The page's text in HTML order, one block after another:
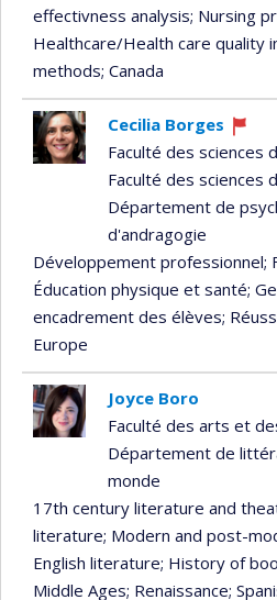
effectivness analysis; Nursing
Healthcare/Health care quality
methods; Canada
Cecilia Borges
Faculté des sciences
Faculté des sciences
Département de
d'andragogie
Développement professionnel;
Éducation physique et santé;
encadrement des élèves;
Europe
Joyce Boro
Faculté des arts et
Département de
monde
17th century literature and
literature; Modern and post-
English literature; History of
Middle Ages; Renaissance;